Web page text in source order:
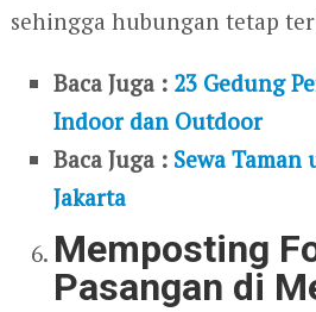
sehingga hubungan tetap
Baca Juga : 23 Gedung
Indoor dan Outdoor
Baca Juga : Sewa
Jakarta
Memposting
Pasangan di